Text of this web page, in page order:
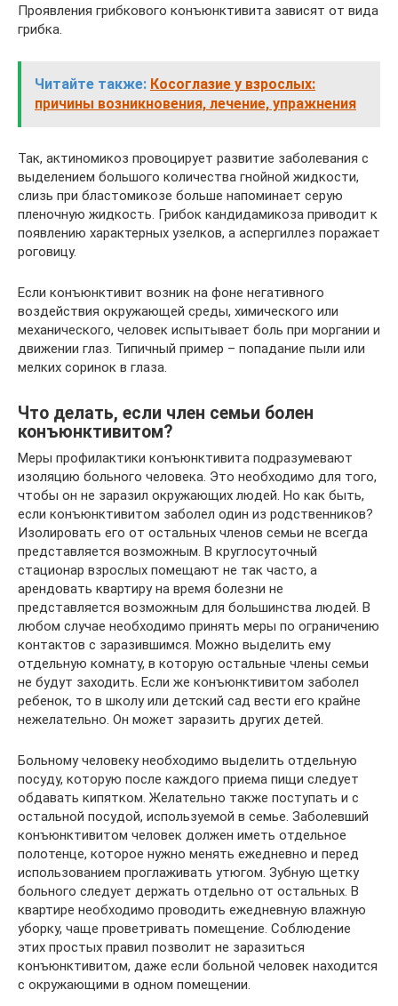
Проявления грибкового конъюнктивита зависят от вида
грибка.
Читайте также: Косоглазие у взрослых:
причины возникновения, лечение, упражнения
Так, актиномикоз провоцирует развитие заболевания с
выделением большого количества гнойной жидкости,
слизь при бластомикозе больше напоминает серую
пленочную жидкость. Грибок кандидамикоза приводит к
появлению характерных узелков, а аспергиллез поражает
роговицу.
Если конъюнктивит возник на фоне негативного
воздействия окружающей среды, химического или
механического, человек испытывает боль при моргании и
движении глаз. Типичный пример – попадание пыли или
мелких соринок в глаза.
Что делать, если член семьи болен
конъюнктивитом?
Меры профилактики конъюнктивита подразумевают
изоляцию больного человека. Это необходимо для того,
чтобы он не заразил окружающих людей. Но как быть,
если конъюнктивитом заболел один из родственников?
Изолировать его от остальных членов семьи не всегда
представляется возможным. В круглосуточный
стационар взрослых помещают не так часто, а
арендовать квартиру на время болезни не
представляется возможным для большинства людей. В
любом случае необходимо принять меры по ограничению
контактов с заразившимся. Можно выделить ему
отдельную комнату, в которую остальные члены семьи
не будут заходить. Если же конъюнктивитом заболел
ребенок, то в школу или детский сад вести его крайне
нежелательно. Он может заразить других детей.
Больному человеку необходимо выделить отдельную
посуду, которую после каждого приема пищи следует
обдавать кипятком. Желательно также поступать и с
остальной посудой, используемой в семье. Заболевший
конъюнктивитом человек должен иметь отдельное
полотенце, которое нужно менять ежедневно и перед
использованием проглаживать утюгом. Зубную щетку
больного следует держать отдельно от остальных. В
квартире необходимо проводить ежедневную влажную
уборку, чаще проветривать помещение. Соблюдение
этих простых правил позволит не заразиться
конъюнктивитом, даже если больной человек находится
с окружающими в одном помещении.